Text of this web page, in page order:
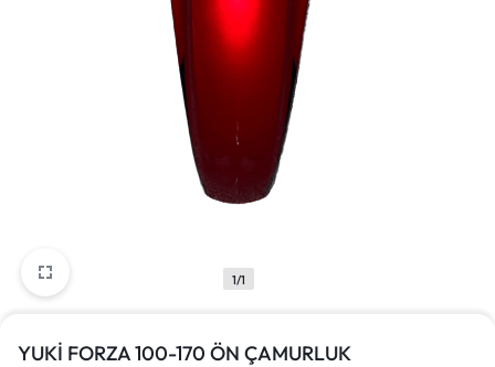
1/1
YUKİ FORZA 100-170 ÖN ÇAMURLUK